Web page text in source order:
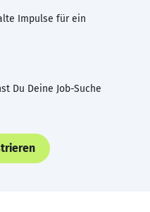
Impulse für ein
Du Deine Job-Suche